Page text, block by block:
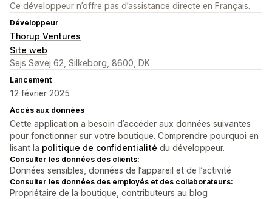
Ce développeur n’offre pas d’assistance directe en Français.
Développeur
Thorup Ventures
Site web
Sejs Søvej 62, Silkeborg, 8600, DK
Lancement
12 février 2025
Accès aux données
Cette application a besoin d’accéder aux données suivantes
pour fonctionner sur votre boutique. Comprendre pourquoi en
lisant la politique de confidentialité du développeur.
Consulter les données des clients:
Données sensibles, données de l’appareil et de l’activité
Consulter les données des employés et des collaborateurs:
Propriétaire de la boutique, contributeurs au blog